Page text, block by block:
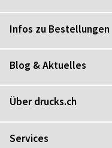
Infos zu Bestellungen
Blog & Aktuelles
Über drucks.ch
Services